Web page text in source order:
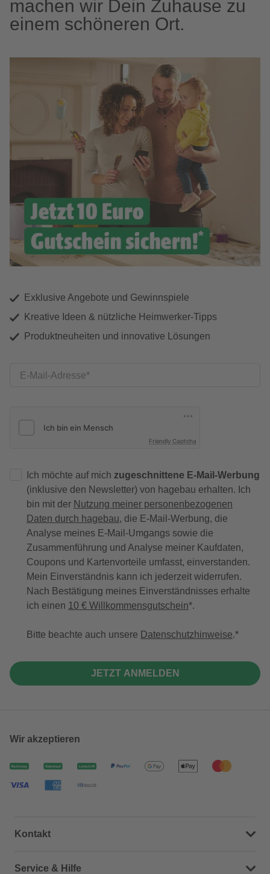
machen wir Dein Zuhause zu
einem schöneren Ort.
Exklusive Angebote und Gewinnspiele
Kreative Ideen & nützliche Heimwerker-Tipps
Produktneuheiten und innovative Lösungen
E-Mail-Adresse
Friendly Captcha
Ich möchte auf mich zugeschnittene E-Mail-Werbung
(inklusive den Newsletter) von hagebau erhalten. Ich
bin mit der Nutzung meiner personenbezogenen
Daten durch hagebau, die E-Mail-Werbung, die
Analyse meines E-Mail-Umgangs sowie die
Zusammenführung und Analyse meiner Kaufdaten,
Coupons und Kartenvorteile umfasst, einverstanden.
Mein Einverständnis kann ich jederzeit widerrufen.
Nach Bestätigung meines Einverständnisses erhalte
ich einen 10 € Willkommensgutschein*.
Bitte beachte auch unsere Datenschutzhinweise.
JETZT ANMELDEN
Wir akzeptieren
Kontakt
Dein Kontakt zu uns
Service & Hilfe